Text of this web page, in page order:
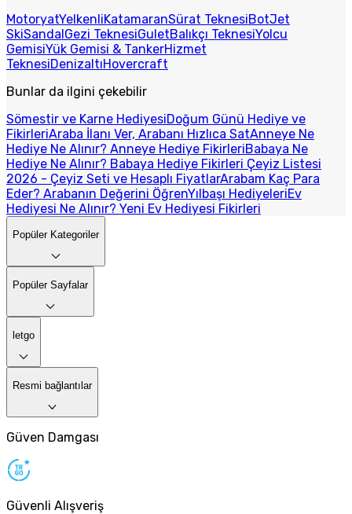
MotoryatYelkenliKatamaranSürat TeknesiBotJet
SkiSandalGezi TeknesiGuletBalıkçı TeknesiYolcu
GemisiYük Gemisi & TankerHizmet
TeknesiDenizaltıHovercraft
Bunlar da ilgini çekebilir
Sömestir ve Karne HediyesiDoğum Günü Hediye ve
FikirleriAraba İlanı Ver, Arabanı Hızlıca SatAnneye Ne
Hediye Ne Alınır? Anneye Hediye FikirleriBabaya Ne
Hediye Ne Alınır? Babaya Hediye Fikirleri Çeyiz Listesi
2026 - Çeyiz Seti ve Hesaplı FiyatlarArabam Kaç Para
Eder? Arabanın Değerini ÖğrenYılbaşı HediyeleriEv
Hediyesi Ne Alınır? Yeni Ev Hediyesi Fikirleri
Popüler Kategoriler
Popüler Sayfalar
letgo
Resmi bağlantılar
Güven Damgası
Güvenli Alışveriş